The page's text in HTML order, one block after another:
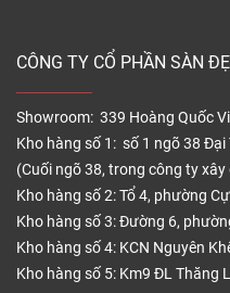
CÔNG TY CỔ PHẦN SÀN
Showroom: 339 Hoàng Quốc
Kho hàng số 1: số 1 ngõ 38 Đại
(Cuối ngõ 38, trong công ty
Kho hàng số 2: Tổ 4, phường
Kho hàng số 3: Đường 6,
Kho hàng số 4: KCN Nguyên
Kho hàng số 5: Km9 ĐL Thăng